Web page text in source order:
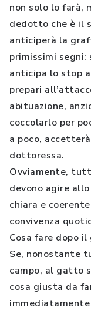
non solo lo farà,
dedotto che è il
anticiperà la
primissimi segni:
anticipa lo stop
prepari
abituazione,
coccolarlo per
a poco,
dottoressa.
Ovviamente,
devono agire
chiara e
convivenza
Cosa fare dopo
Se, nonostante
campo, al gatto
cosa giusta da